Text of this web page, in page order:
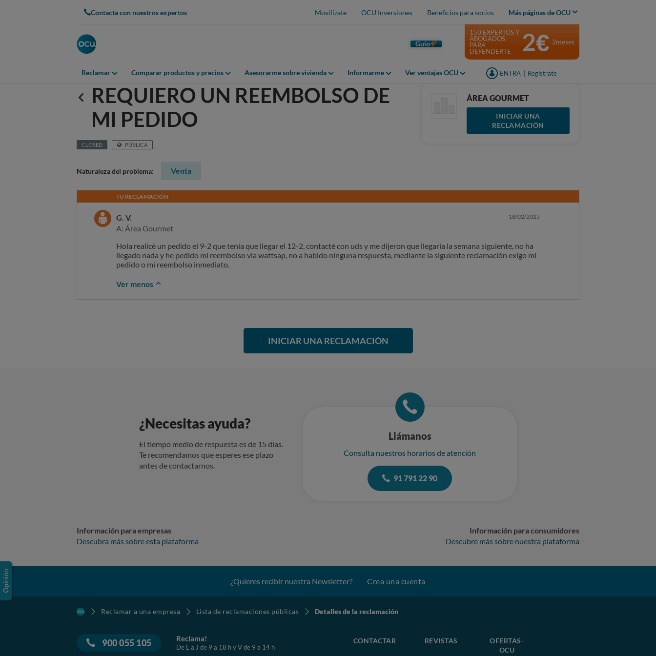
Contacta con nuestros expertos Movilízate OCU Inversiones Beneficios para socios Más páginas de OCU
Guio
Reclamar Comparar productos y precios Asesorarme sobre vivienda Informarme Ver ventajas OCU ENTRA Regístrate
150 EXPERTOS Y
ABOGADOS
PARA
DEFENDERTE
2€ 2meses
Anterior
REQUIERO UN REEMBOLSO DE
MI PEDIDO
CLOSED PÚBLICA
ÁREA GOURMET
INICIAR UNA
RECLAMACIÓN
Naturaleza del problema: Venta
TU RECLAMACIÓN
G. V.
A: Área Gourmet
18/02/2025
Hola realicè un pedido el 9-2 que tenia que llegar el 12-2, contactè con uds y me dijeron que llegaria la semana siguiente, no ha
llegado nada y he pedido mi reembolso via wattsap, no a habido ninguna respuesta, mediante la siguiente reclamaciòn exigo mi
pedido o mi reembolso inmediato.
Ver menos
INICIAR UNA RECLAMACIÓN
¿Necesitas ayuda?
El tiempo medio de respuesta es de 15 días.
Te recomendamos que esperes ese plazo
antes de contactarnos.
Llámanos
Consulta nuestros horarios de atención
91 791 22 90
Información para empresas
Descubra más sobre esta plataforma
Información para consumidores
Descubre más sobre nuestra plataforma
¿Quieres recibir nuestra Newsletter? Crea una cuenta
Reclamar a una empresa Lista de reclamaciones públicas Detalles de la reclamación
900 055 105 Reclama!
De L a J de 9 a 18 h y V de 9 a 14 h
CONTACTAR REVISTAS
OFERTAS-
OCU